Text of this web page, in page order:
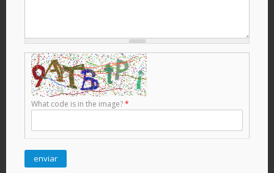
What code is in the image?*